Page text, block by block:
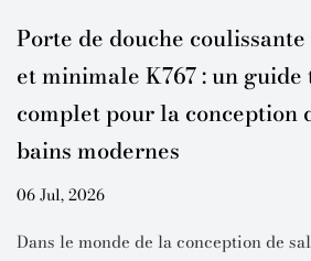
Porte de douche
et minimale K767 : un
complet pour la conception
bains modernes
06 Jul, 2026
Dans le monde de la conception de